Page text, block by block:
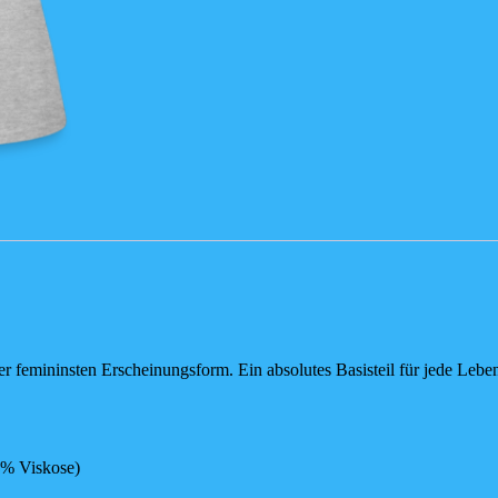
Erscheinungsform. Ein absolutes Basisteil für jede
Viskose)